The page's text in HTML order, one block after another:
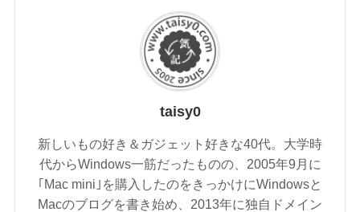
taisy0
新しいもの好き＆ガジェット好きな40代。大学時
代からWindows一筋だったものの、2005年9月に
｢Mac mini｣を購入したのをきっかけにWindowsと
Macのブログを書き始め、2013年に独自ドメイン